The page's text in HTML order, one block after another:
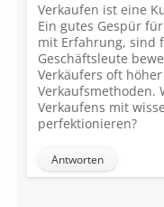
Verkaufen ist eine
Ein gutes Gespür
mit Erfahrung, sind
Geschäftsleute
Verkäufers oft
Verkaufsmethoden.
Verkaufens mit
perfektionieren?
Antworten